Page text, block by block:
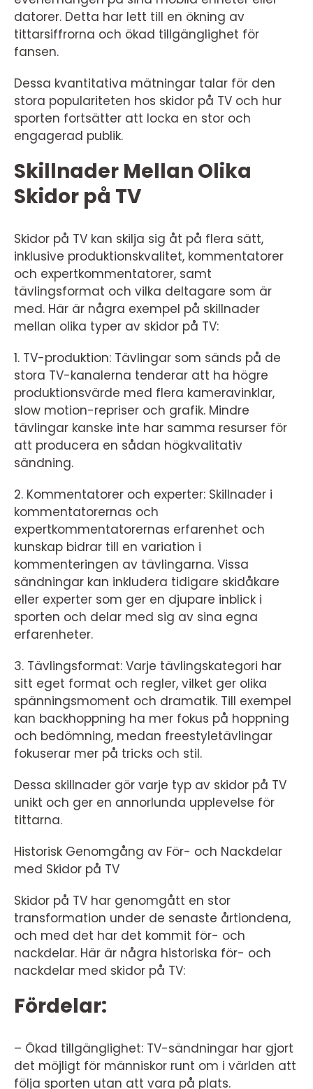
datorer. Detta har lett till en ökning av
tittarsiffrorna och ökad tillgänglighet för
fansen.
Dessa kvantitativa mätningar talar för den
stora populariteten hos skidor på TV och hur
sporten fortsätter att locka en stor och
engagerad publik.
Skillnader Mellan Olika
Skidor på TV
Skidor på TV kan skilja sig åt på flera sätt,
inklusive produktionskvalitet, kommentatorer
och expertkommentatorer, samt
tävlingsformat och vilka deltagare som är
med. Här är några exempel på skillnader
mellan olika typer av skidor på TV:
1. TV-produktion: Tävlingar som sänds på de
stora TV-kanalerna tenderar att ha högre
produktionsvärde med flera kameravinklar,
slow motion-repriser och grafik. Mindre
tävlingar kanske inte har samma resurser för
att producera en sådan högkvalitativ
sändning.
2. Kommentatorer och experter: Skillnader i
kommentatorernas och
expertkommentatorernas erfarenhet och
kunskap bidrar till en variation i
kommenteringen av tävlingarna. Vissa
sändningar kan inkludera tidigare skidåkare
eller experter som ger en djupare inblick i
sporten och delar med sig av sina egna
erfarenheter.
3. Tävlingsformat: Varje tävlingskategori har
sitt eget format och regler, vilket ger olika
spänningsmoment och dramatik. Till exempel
kan backhoppning ha mer fokus på hoppning
och bedömning, medan freestyletävlingar
fokuserar mer på tricks och stil.
Dessa skillnader gör varje typ av skidor på TV
unikt och ger en annorlunda upplevelse för
tittarna.
Historisk Genomgång av För- och Nackdelar
med Skidor på TV
Skidor på TV har genomgått en stor
transformation under de senaste årtiondena,
och med det har det kommit för- och
nackdelar. Här är några historiska för- och
nackdelar med skidor på TV:
Fördelar:
– Ökad tillgänglighet: TV-sändningar har gjort
det möjligt för människor runt om i världen att
följa sporten utan att vara på plats.